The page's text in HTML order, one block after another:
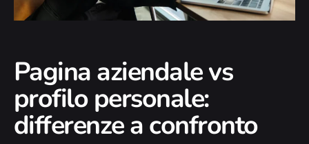
Pagina aziendale vs
profilo personale:
differenze a confronto